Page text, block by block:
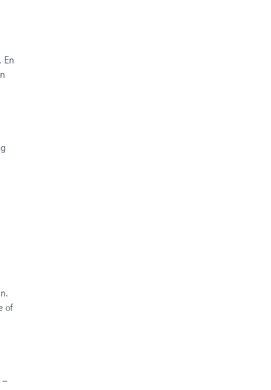
En
of
–